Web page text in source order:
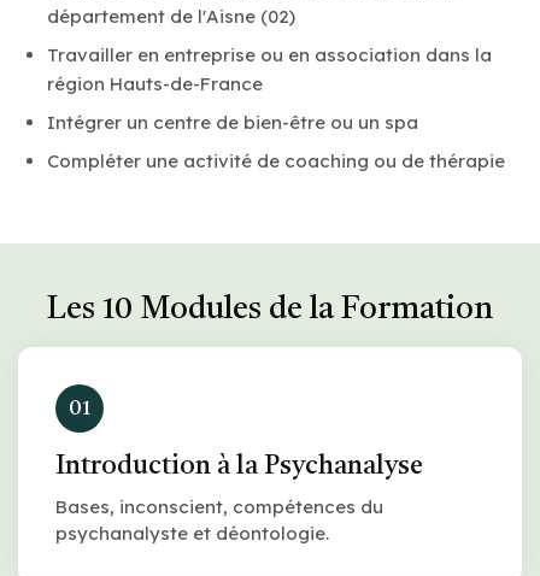
département de l'Aisne (02)
Travailler en entreprise ou en association dans la
région Hauts-de-France
Intégrer un centre de bien-être ou un spa
Compléter une activité de coaching ou de thérapie
Les 10 Modules de la Formation
01
Introduction à la Psychanalyse
Bases, inconscient, compétences du
psychanalyste et déontologie.